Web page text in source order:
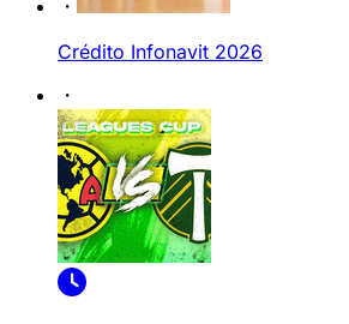
Crédito Infonavit 2026